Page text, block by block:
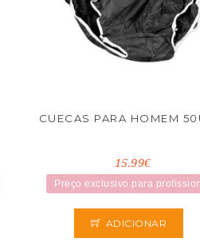
CUECAS PARA HOMEM
15.99€
Preço exclusivo para
ADICIONAR